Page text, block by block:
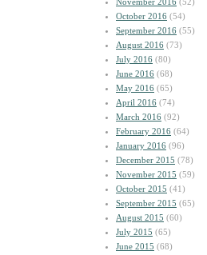
October 2016 (54)
September 2016 (55)
August 2016 (73)
July 2016 (80)
June 2016 (68)
May 2016 (65)
April 2016 (74)
March 2016 (92)
February 2016 (64)
January 2016 (96)
December 2015 (78)
November 2015 (59)
October 2015 (41)
September 2015 (65)
August 2015 (60)
July 2015 (65)
June 2015 (68)